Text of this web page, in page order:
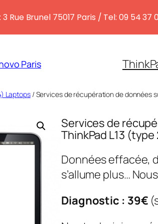
Paris
Laptops/ Services de récupération de données
Services de
ThinkPad L13
Données effacée,
s’allume plus…
Diagnostic : 39€
3 Rue Brunel 75017 Paris / Tel: 09 54 37